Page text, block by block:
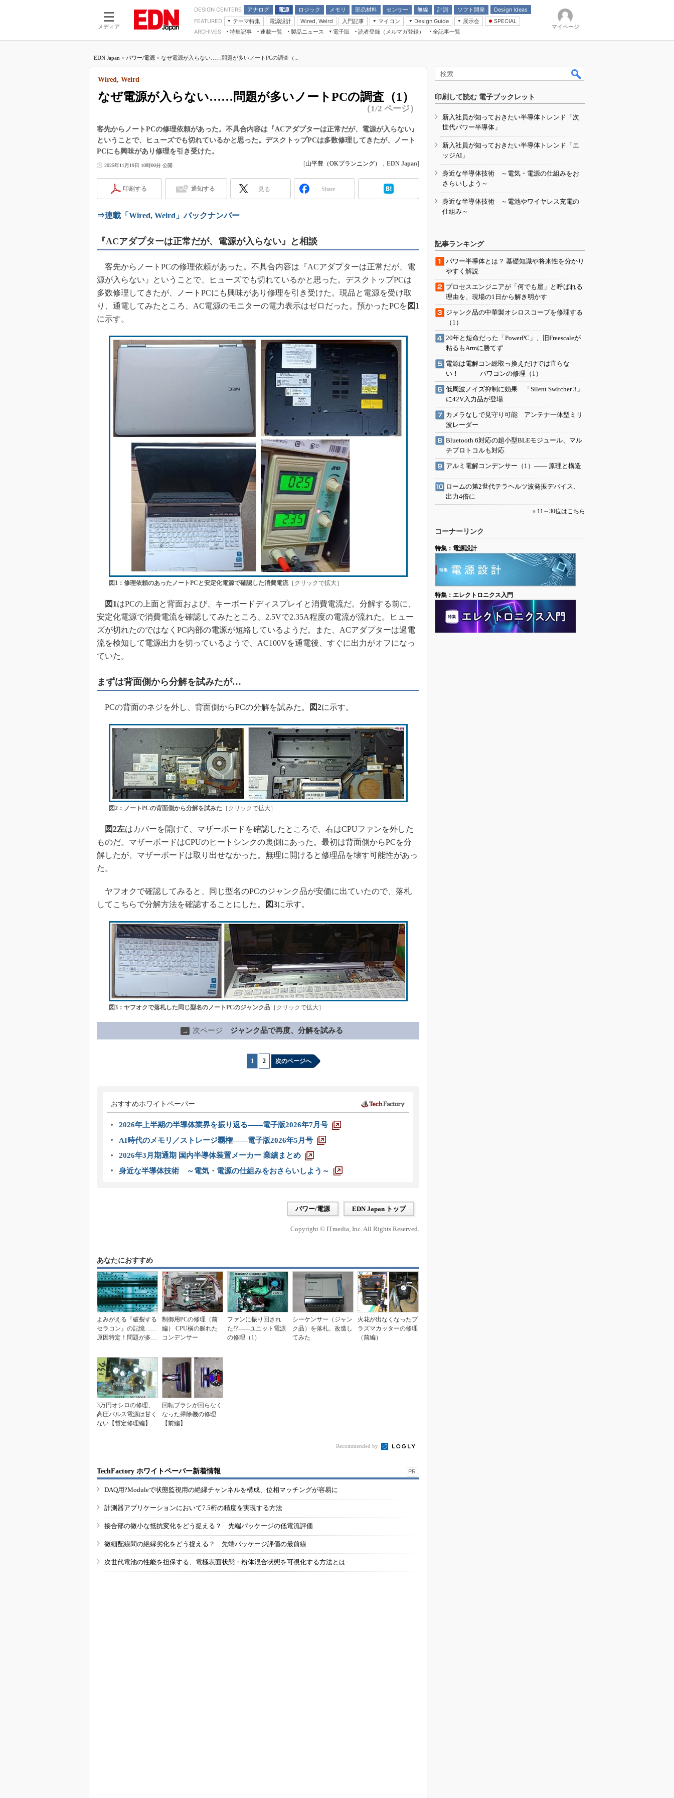
メディア
DESIGN CENTERS アナログ
電源
モーター
ロジック
LSI
メモリ
部品材料
受動部品
センサー 無線 計測 ソフト開発
Design Ideas
アナログ機能回路
計測とテスト
Wired, Weird
FEATURED
テーマ特集
つながるクルマ
エレクトロニクス入門
医療エレ（EE Times Japan）
製品解剖（EE Times Japan）
電源設計 Wired, Weird
入門記事
モーター入門
マイコン
マイコン講座
Design Guide
計測機器
展示会
CEATEC
組込み/エッジコンピューティング展
人とくるま展
AUTOMOTIVE WORLD
SPECIAL
Microchip情報
ARCHIVES 特集記事
連載一覧
マイクロプロセッサ懐古録
たった2つの式で始めるDC/DCコン
バーターの設計
Wired, Weird
マイコン講座
Q&Aで学ぶマイコン講座
記録計／データロガーの基礎知識
アナログ設計のきほん／ADCとノイ
めざせ高効率！ モーター駆動入門講
座
「SPICEの仕組みとその活用設計」
最新記事一覧
計測器メーカーから見た5G
IoT時代の無線規格を知る【Thread
編】
IoT時代の無線規格を知る【Z-Wave
製品ニュース
電子版
電子ブックレット
読者登録（メルマガ登録） 全記事一覧
マイページ
EDN Japan > パワー/電源 > なぜ電源が入らない……問題が多いノートPCの調査（...
なぜ電源が入らない……問題が多いノートPCの調査（1）
Wired, Weird
（1/2 ページ）
客先からノートPCの修理依頼があった。不具合内容は『ACアダプターは正常だが、電源が入らない』
ということで、ヒューズでも切れているかと思った。デスクトップPCは多数修理してきたが、ノート
PCにも興味があり修理を引き受けた。
2025年11月19日 10時00分 公開 [山平豊（OKプランニング） ， EDN Japan]
印刷する 通知する 見る Share
⇒連載「Wired, Weird」バックナンバー
『ACアダプターは正常だが、電源が入らない』と相談
客先からノートPCの修理依頼があった。不具合内容は『ACアダプターは正常だが、電
源が入らない』ということで、ヒューズでも切れているかと思った。デスクトップPCは
多数修理してきたが、ノートPCにも興味があり修理を引き受けた。現品と電源を受け取
り、通電してみたところ、AC電源のモニターの電力表示はゼロだった。預かったPCを 図1
に示す。
図1：修理依頼のあったノートPCと安定化電源で確認した消費電流［クリックで拡大］
図1はPCの上面と背面および、キーボードディスプレイと消費電流だ。分解する前に、
安定化電源で消費電流を確認してみたところ、2.5Vで2.35A程度の電流が流れた。ヒュー
ズが切れたのではなくPC内部の電源が短絡しているようだ。また、ACアダプターは過電
流を検知して電源出力を切っているようで、AC100Vを通電後、すぐに出力がオフになっ
ていた。
まずは背面側から分解を試みたが…
PCの背面のネジを外し、背面側からPCの分解を試みた。 図2に示す。
図2：ノートPCの背面側から分解を試みた ［クリックで拡大］
図2左はカバーを開けて、マザーボードを確認したところで、右はCPUファンを外した
ものだ。マザーボードはCPUのヒートシンクの裏側にあった。最初は背面側からPCを分
解したが、マザーボードは取り出せなかった。無理に開けると修理品を壊す可能性があっ
た。
ヤフオクで確認してみると、同じ型名のPCのジャンク品が安価に出ていたので、落札
してこちらで分解方法を確認することにした。
図3に示す。
図3：ヤフオクで落札した同じ型名のノートPCのジャンク品［クリックで拡大］
→ 次ページ ジャンク品で再度、分解を試みる
1 2 次のページへ
おすすめホワイトペーパー
2026年上半期の半導体業界を振り返る――電子版2026年7月号
AI時代のメモリ／ストレージ覇権――電子版2026年5月号
2026年3月期通期 国内半導体装置メーカー 業績まとめ
身近な半導体技術 ～電気・電源の仕組みをおさらいしよう～
パワー/電源 EDN Japan トップ
Copyright © ITmedia, Inc. All Rights Reserved.
あなたにおすすめ
よみがえる『破裂する
セラコン』の記憶……
原因特定！問題が多い
制御用PCの修理（前
編） CPU横の膨れた
コンデンサー
ファンに振り回され
た!?――ユニット電源
の修理（1）
シーケンサー（ジャン
ク品）を落札、改造し
てみた
火花が出なくなったプ
ラズマカッターの修理
（前編）
3万円オシロの修理、
高圧パルス電源は甘く
ない【暫定修理編】
回転ブラシが回らなく
なった掃除機の修理
【前編】
Recommended by
TechFactory ホワイトペーパー新着情報 PR
DAQ用?Moduleで状態監視用の絶縁チャンネルを構成、位相マッチングが容易に
計測器アプリケーションにおいて7.5桁の精度を実現する方法
接合部の微小な抵抗変化をどう捉える？ 先端パッケージの低電流評価
微細配線間の絶縁劣化をどう捉える？ 先端パッケージ評価の最前線
次世代電池の性能を担保する、電極表面状態・粉体混合状態を可視化する方法とは
印刷して読む 電子ブックレット
新入社員が知っておきたい半導体トレンド「次
世代パワー半導体」
新入社員が知っておきたい半導体トレンド「エ
ッジAI」
身近な半導体技術 ～電気・電源の仕組みをお
さらいしよう～
身近な半導体技術 ～電池やワイヤレス充電の
仕組み～
記事ランキング
パワー半導体とは？ 基礎知識や将来性を分かり
やすく解説
プロセスエンジニアが「何でも屋」と呼ばれる
理由を、現場の1日から解き明かす
ジャンク品の中華製オシロスコープを修理する
（1）
20年と短命だった「PowerPC」、旧Freescaleが
粘るもArmに勝てず
電源は電解コン総取っ換えだけでは直らな
い！ ―― パワコンの修理（1）
低周波ノイズ抑制に効果 「Silent Switcher 3」
に42V入力品が登場
カメラなしで見守り可能 アンテナ一体型ミリ
波レーダー
Bluetooth 6対応の超小型BLEモジュール、マル
チプロトコルも対応
アルミ電解コンデンサー（1）―― 原理と構造
ロームの第2世代テラヘルツ波発振デバイス、
出力4倍に
» 11～30位はこちら
コーナーリンク
特集：電源設計
特集：エレクトロニクス入門